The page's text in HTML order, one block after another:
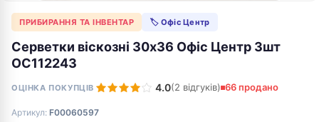
ПРИБИРАННЯ ТА ІНВЕНТАР 🏷 Офіс Центр
Серветки віскозні 30х36 Офіс Центр 3шт
ОС112243
ОЦІНКА ПОКУПЦІВ 4.0(2 відгуків) 66 продано
Артикул: F00060597